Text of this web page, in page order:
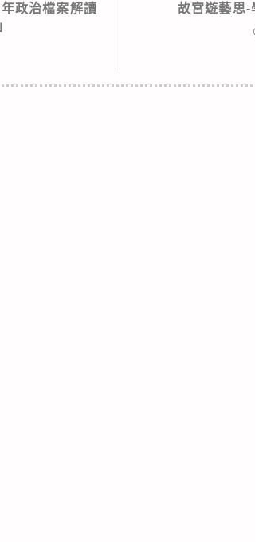
政治檔案解讀
故宮遊藝思-